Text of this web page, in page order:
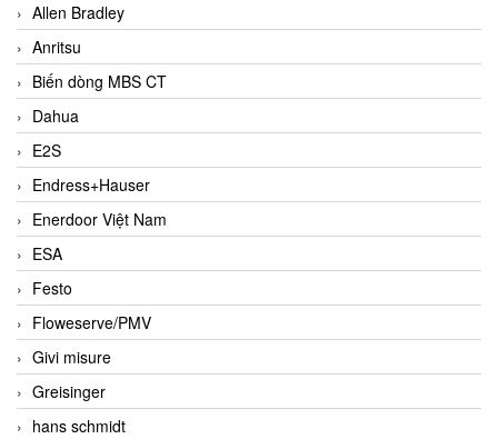
Allen Bradley
Anritsu
Biến dòng MBS CT
Dahua
E2S
Endress+Hauser
Enerdoor Việt Nam
ESA
Festo
Floweserve/PMV
Givi misure
Greisinger
hans schmidt